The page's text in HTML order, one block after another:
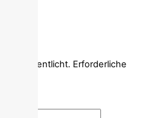
veröffentlicht. Erforderliche